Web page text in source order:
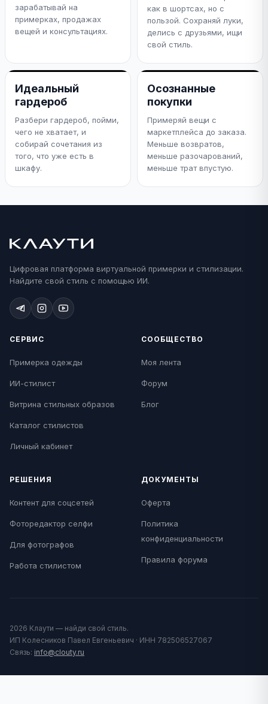
зарабатывай на
примерках, продажах
вещей и консультациях.
как в шортсах, но с
пользой. Сохраняй луки,
делись с друзьями, ищи
свой стиль.
Идеальный
гардероб
Разбери гардероб, пойми,
чего не хватает, и
собирай сочетания из
того, что уже есть в
шкафу.
Осознанные
покупки
Примеряй вещи с
маркетплейса до заказа.
Меньше возвратов,
меньше разочарований,
меньше трат впустую.
Цифровая платформа виртуальной примерки и стилизации.
Найдите свой стиль с помощью ИИ.
СЕРВИС
Примерка одежды
ИИ-стилист
Витрина стильных образов
Каталог стилистов
Личный кабинет
СООБЩЕСТВО
Моя лента
Форум
Блог
РЕШЕНИЯ
Контент для соцсетей
Фоторедактор селфи
Для фотографов
Работа стилистом
ДОКУМЕНТЫ
Оферта
Политика
конфиденциальности
Правила форума
2026 Клаути — найди свой стиль.
ИП Колесников Павел Евгеньевич · ИНН 782506527067
Связь: info@clouty.ru